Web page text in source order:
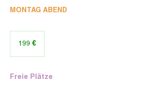
MONTAG ABEND
199 €
Freie Plätze